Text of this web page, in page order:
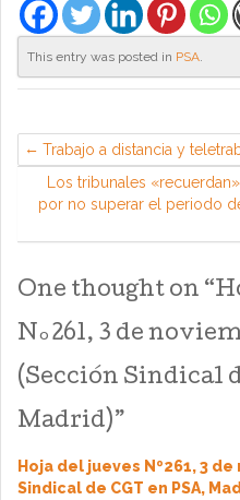
This entry was posted in PSA.
Trabajo a distancia y
Los tribunales
por no superar el periodo
One thought on “
Nº261, 3 de
(Sección Sindical
Madrid)”
Hoja del jueves Nº261, 3
Sindical de CGT en PSA,